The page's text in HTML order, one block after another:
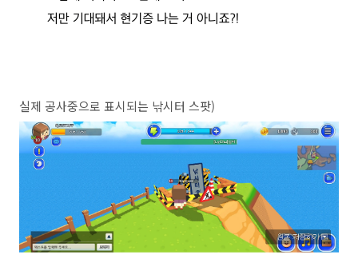
실제 공사중으로 표시되는 낚시터 스팟)